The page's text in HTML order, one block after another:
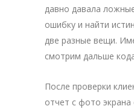
давно давала
ошибку и найти
две разные вещи.
смотрим дальше
После проверки
отчет с фото экрана